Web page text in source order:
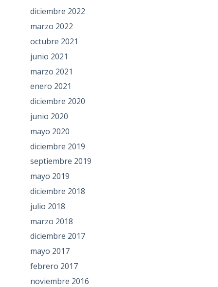
diciembre 2022
marzo 2022
octubre 2021
junio 2021
marzo 2021
enero 2021
diciembre 2020
junio 2020
mayo 2020
diciembre 2019
septiembre 2019
mayo 2019
diciembre 2018
julio 2018
marzo 2018
diciembre 2017
mayo 2017
febrero 2017
noviembre 2016